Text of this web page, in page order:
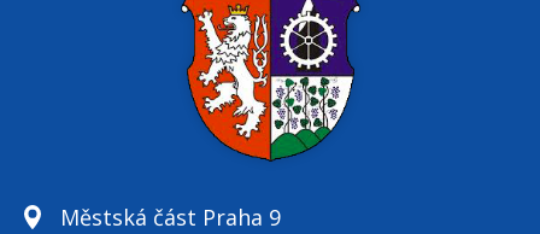
Městská část Praha 9